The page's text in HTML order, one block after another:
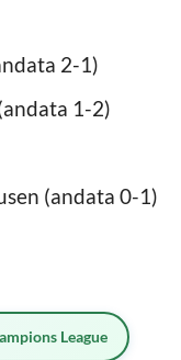
2-1)
1-2)
(andata 0-1)
League